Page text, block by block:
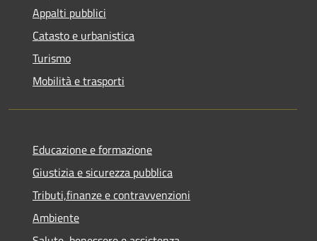
Appalti pubblici
Catasto e urbanistica
Turismo
Mobilità e trasporti
Educazione e formazione
Giustizia e sicurezza pubblica
Tributi,finanze e contravvenzioni
Ambiente